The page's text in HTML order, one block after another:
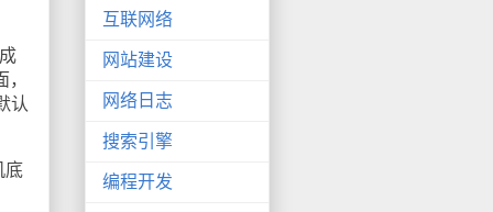
认
底
互联网络
网站建设
网络日志
搜索引擎
编程开发